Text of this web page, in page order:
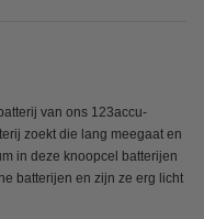
van ons 123accu-
zoekt die lang meegaat en
in deze knoopcel batterijen
batterijen en zijn ze erg licht